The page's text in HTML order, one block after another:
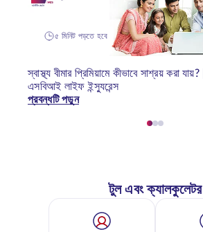
৫ মিনিট পড়তে হবে
স্বাস্থ্য বীমার প্রিমিয়ামে কীভাবে সাশ্রয় করা যায়? |
এসবিআই লাইফ ইন্স্যুরেন্স
প্রবন্ধটি পড়ুন
টুল এবং ক্যালকুলেটর